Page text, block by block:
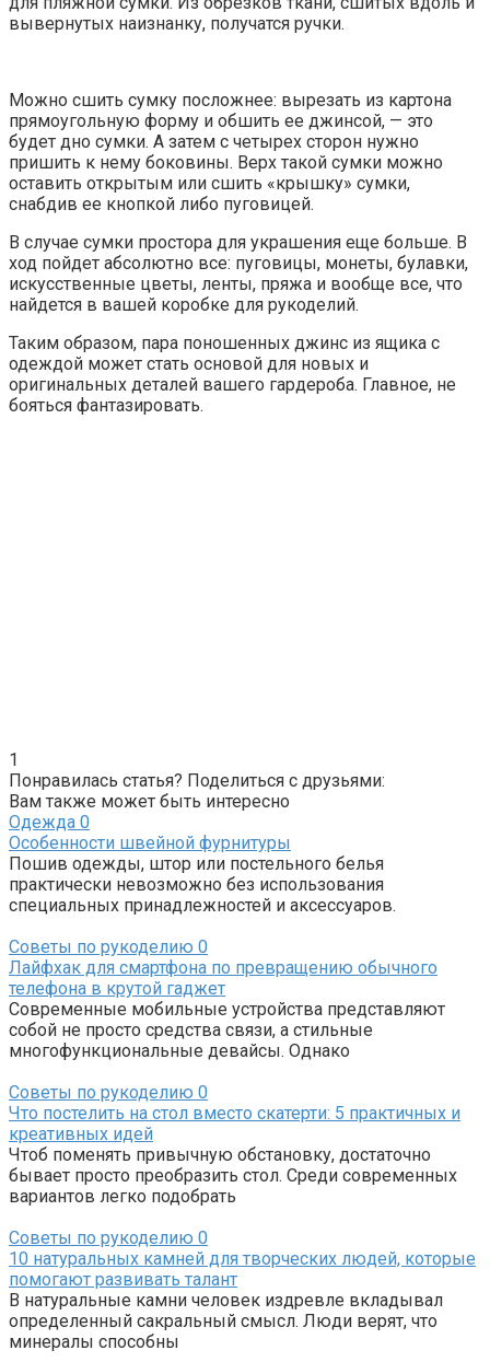
вывернутых наизнанку, получатся ручки.
Можно сшить сумку посложнее: вырезать из картона
прямоугольную форму и обшить ее джинсой, — это
будет дно сумки. А затем с четырех сторон нужно
пришить к нему боковины. Верх такой сумки можно
оставить открытым или сшить «крышку» сумки,
снабдив ее кнопкой либо пуговицей.
В случае сумки простора для украшения еще больше. В
ход пойдет абсолютно все: пуговицы, монеты, булавки,
искусственные цветы, ленты, пряжа и вообще все, что
найдется в вашей коробке для рукоделий.
Таким образом, пара поношенных джинс из ящика с
одеждой может стать основой для новых и
оригинальных деталей вашего гардероба. Главное, не
бояться фантазировать.
1
Понравилась статья? Поделиться с друзьями:
Вам также может быть интересно
Одежда 0
Особенности швейной фурнитуры
Пошив одежды, штор или постельного белья
практически невозможно без использования
специальных принадлежностей и аксессуаров.
Советы по рукоделию 0
Лайфхак для смартфона по превращению обычного
телефона в крутой гаджет
Современные мобильные устройства представляют
собой не просто средства связи, а стильные
многофункциональные девайсы. Однако
Советы по рукоделию 0
Что постелить на стол вместо скатерти: 5 практичных и
креативных идей
Чтоб поменять привычную обстановку, достаточно
бывает просто преобразить стол. Среди современных
вариантов легко подобрать
Советы по рукоделию 0
10 натуральных камней для творческих людей, которые
помогают развивать талант
В натуральные камни человек издревле вкладывал
определенный сакральный смысл. Люди верят, что
минералы способны